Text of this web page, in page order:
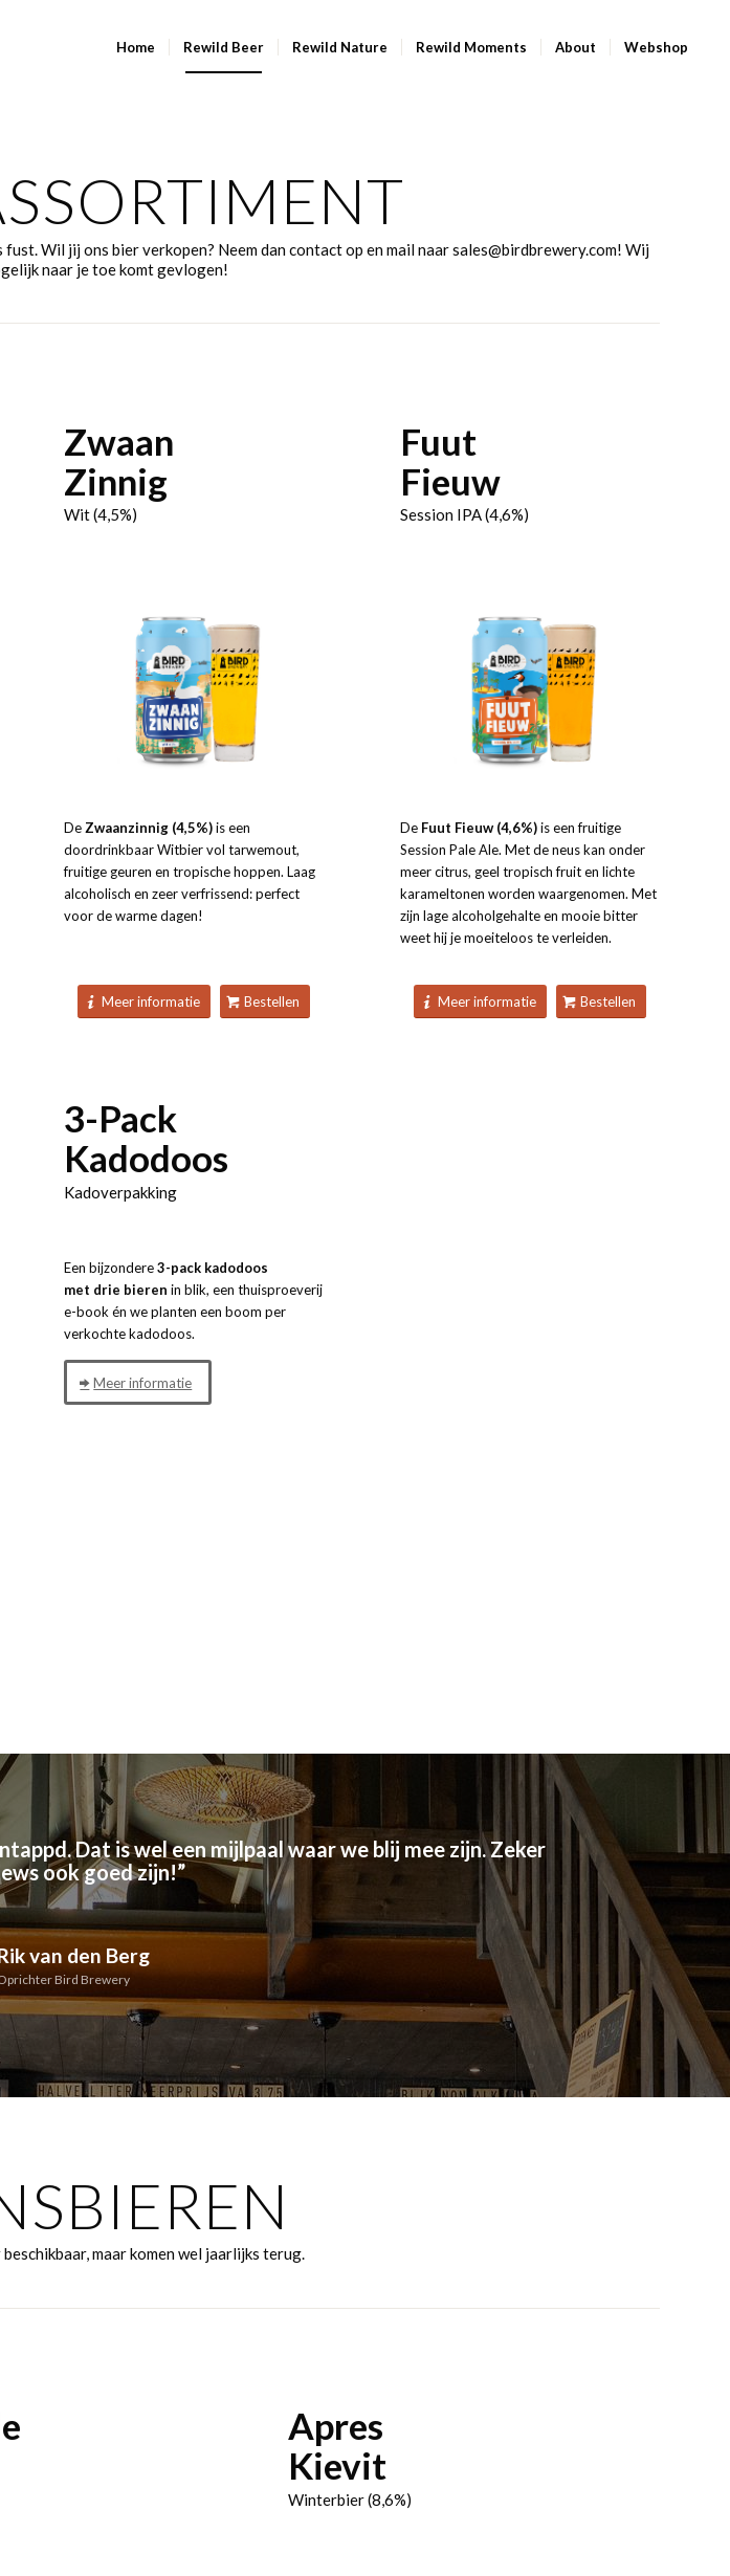
Home Rewild Beer Rewild Nature Rewild Moments About Webshop
Wil jij ons bier verkopen? Neem dan contact op en mail naar sales@birdbrewery.com! Wij
naar je toe komt gevlogen!
Zwaan
Zinnig
Wit (4,5%)
De Zwaanzinnig (4,5%)is een
doordrinkbaar Witbier vol tarwemout,
fruitige geuren en tropische hoppen. Laag
alcoholisch en zeer verfrissend: perfect
voor de warme dagen!
Meer informatie Bestellen
Fuut
Fieuw
Session IPA (4,6%)
De Fuut Fieuw (4,6%)is een fruitige
Session Pale Ale. Met de neus kan onder
meer citrus, geel tropisch fruit en lichte
karameltonen worden waargenomen. Met
zijn lage alcoholgehalte en mooie bitter
weet hij je moeiteloos te verleiden.
Meer informatie Bestellen
3-Pack
Kadodoos
Kadoverpakking
Een bijzondere3-pack kadodoos
met drie bieren in blik, een thuisproeverij
e-book én we planten een boom per
verkochte kadodoos.
Meer informatie
Dat is wel een mijlpaal waar we blij mee zijn. Zeker
ook goed zijn!”
van den Berg
Bird Brewery
maar komen wel jaarlijks terug.
Apres
Kievit
Winterbier (8,6%)